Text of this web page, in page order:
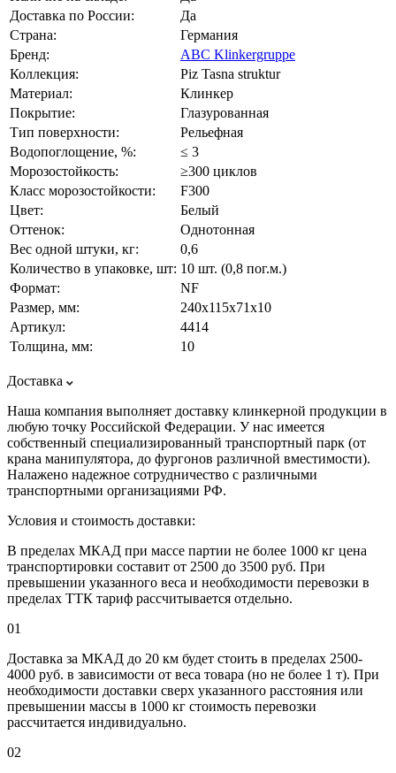
Доставка по России:
Да
Страна:
Германия
Бренд:
ABC Klinkergruppe
Коллекция:
Piz Tasna struktur
Материал:
Клинкер
Покрытие:
Глазурованная
Тип поверхности:
Рельефная
Водопоглощение, %:
≤ 3
Морозостойкость:
≥300 циклов
Класс морозостойкости:
F300
Цвет:
Белый
Оттенок:
Однотонная
Вес одной штуки, кг:
0,6
Количество в упаковке, шт: 10 шт. (0,8 пог.м.)
Формат:
NF
Размер, мм:
240х115х71х10
Артикул:
4414
Толщина, мм:
10
Доставка
Наша компания выполняет доставку клинкерной продукции в
любую точку Российской Федерации. У нас имеется
собственный специализированный транспортный парк (от
крана манипулятора, до фургонов различной вместимости).
Налажено надежное сотрудничество с различными
транспортными организациями РФ.
Условия и стоимость доставки:
В пределах МКАД при массе партии не более 1000 кг цена
транспортировки составит от 2500 до 3500 руб. При
превышении указанного веса и необходимости перевозки в
пределах ТТК тариф рассчитывается отдельно.
01
Доставка за МКАД до 20 км будет стоить в пределах 2500-
4000 руб. в зависимости от веса товара (но не более 1 т). При
необходимости доставки сверх указанного расстояния или
превышении массы в 1000 кг стоимость перевозки
рассчитается индивидуально.
02